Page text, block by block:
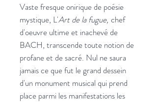
Vaste fresque onirique de poésie
mystique, L'Art de la fugue, chef
d'oeuvre ultime et inachevé de
BACH, transcende toute notion de
profane et de sacré. Nul ne saura
jamais ce que fut le grand dessein
d'un monument musical qui prend
place parmi les manifestations les